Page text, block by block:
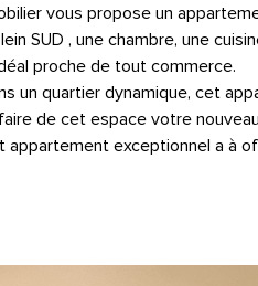
vous propose un
SUD , une chambre, une
proche de tout commerce.
un quartier dynamique, cet
de cet espace votre
appartement exceptionnel a à